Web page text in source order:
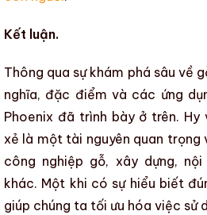
Kết luận.
Thông qua sự khám phá sâu về
nghĩa, đặc điểm và các ứng
Phoenix đã trình bày ở trên. Hy
xẻ là một tài nguyên quan trọng
công nghiệp gỗ, xây dựng,
khác. Một khi có sự hiểu biết
giúp chúng ta tối ưu hóa việc sử